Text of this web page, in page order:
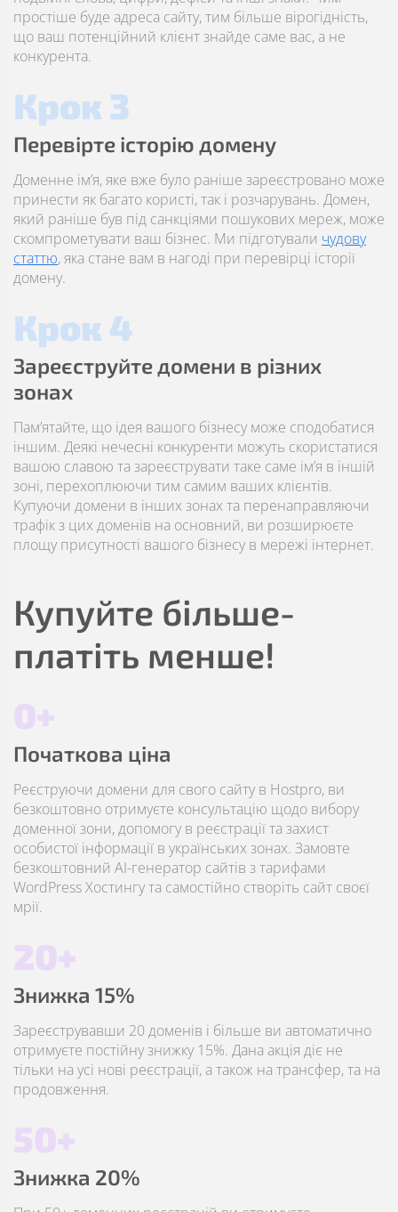
простіше буде адреса сайту, тим більше вірогідність,
що ваш потенційний клієнт знайде саме вас, а не
конкурента.
Крок 3
Перевірте історію домену
Доменне ім’я, яке вже було раніше зареєстровано може
принести як багато користі, так і розчарувань. Домен,
який раніше був під санкціями пошукових мереж, може
скомпрометувати ваш бізнес. Ми підготували чудову
статтю, яка стане вам в нагоді при перевірці історії
домену.
Крок 4
Зареєструйте домени в різних
зонах
Пам’ятайте, що ідея вашого бізнесу може сподобатися
іншим. Деякі нечесні конкуренти можуть скористатися
вашою славою та зареєструвати таке саме ім’я в іншій
зоні, перехоплюючи тим самим ваших клієнтів.
Купуючи домени в інших зонах та перенаправляючи
трафік з цих доменів на основний, ви розширюєте
площу присутності вашого бізнесу в мережі інтернет.
Купуйте більше-
платіть менше!
0+
Початкова ціна
Реєструючи домени для свого сайту в Hostpro, ви
безкоштовно отримуєте консультацію щодо вибору
доменної зони, допомогу в реєстрації та захист
особистої інформації в українських зонах. Замовте
безкоштовний AI-генератор сайтів з тарифами
WordPress Хостингу та самостійно створіть сайт своєї
мрії.
20+
Знижка 15%
Зареєструвавши 20 доменів і більше ви автоматично
отримуєте постійну знижку 15%. Дана акція діє не
тільки на усі нові реєстрації, а також на трансфер, та на
продовження.
50+
Знижка 20%